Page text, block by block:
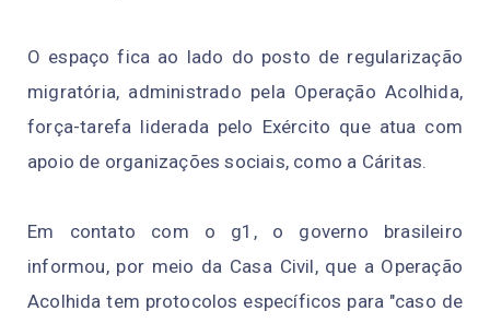
O espaço fica ao lado do posto de regularização
migratória, administrado pela Operação Acolhida,
força-tarefa liderada pelo Exército que atua com
apoio de organizações sociais, como a Cáritas.
Em contato com o g1, o governo brasileiro
informou, por meio da Casa Civil, que a Operação
Acolhida tem protocolos específicos para "caso de